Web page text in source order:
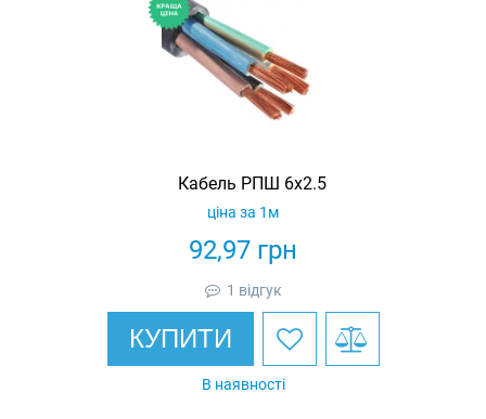
Кабель РПШ 6х2.5
92,97 грн
ціна за 1м
1 відгук
КУПИТИ
В наявності